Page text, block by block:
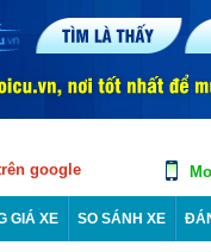
google
GIÁ XE SO SÁNH XE